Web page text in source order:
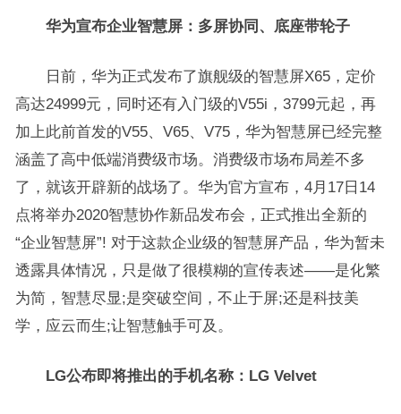
华为宣布企业智慧屏：多屏协同、底座带轮子
日前，华为正式发布了旗舰级的智慧屏X65，定价
高达24999元，同时还有入门级的V55i，3799元起，再
加上此前首发的V55、V65、V75，华为智慧屏已经完整
涵盖了高中低端消费级市场。消费级市场布局差不多
了，就该开辟新的战场了。华为官方宣布，4月17日14
点将举办2020智慧协作新品发布会，正式推出全新的
“企业智慧屏”! 对于这款企业级的智慧屏产品，华为暂未
透露具体情况，只是做了很模糊的宣传表述――是化繁
为简，智慧尽显;是突破空间，不止于屏;还是科技美
学，应云而生;让智慧触手可及。
LG公布即将推出的手机名称：LG Velvet